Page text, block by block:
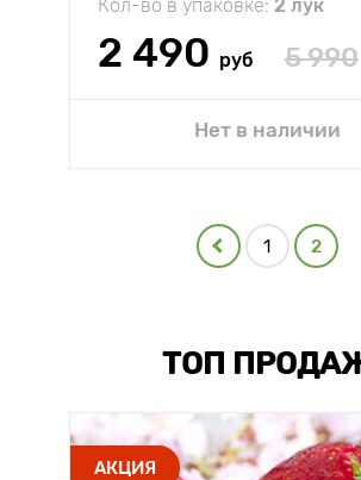
Кол-во в упаковке: 2 лук
2 490 руб 5 990
Нет в наличии
1 2
ТОП
АКЦИЯ